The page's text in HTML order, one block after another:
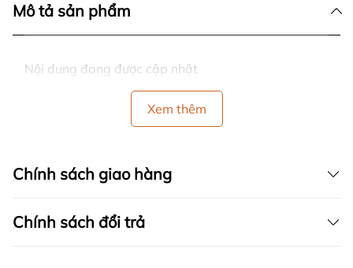
Mô tả sản phẩm
Nội dung đang được cập nhật
Xem thêm
Chính sách giao hàng
Chính sách đổi trả